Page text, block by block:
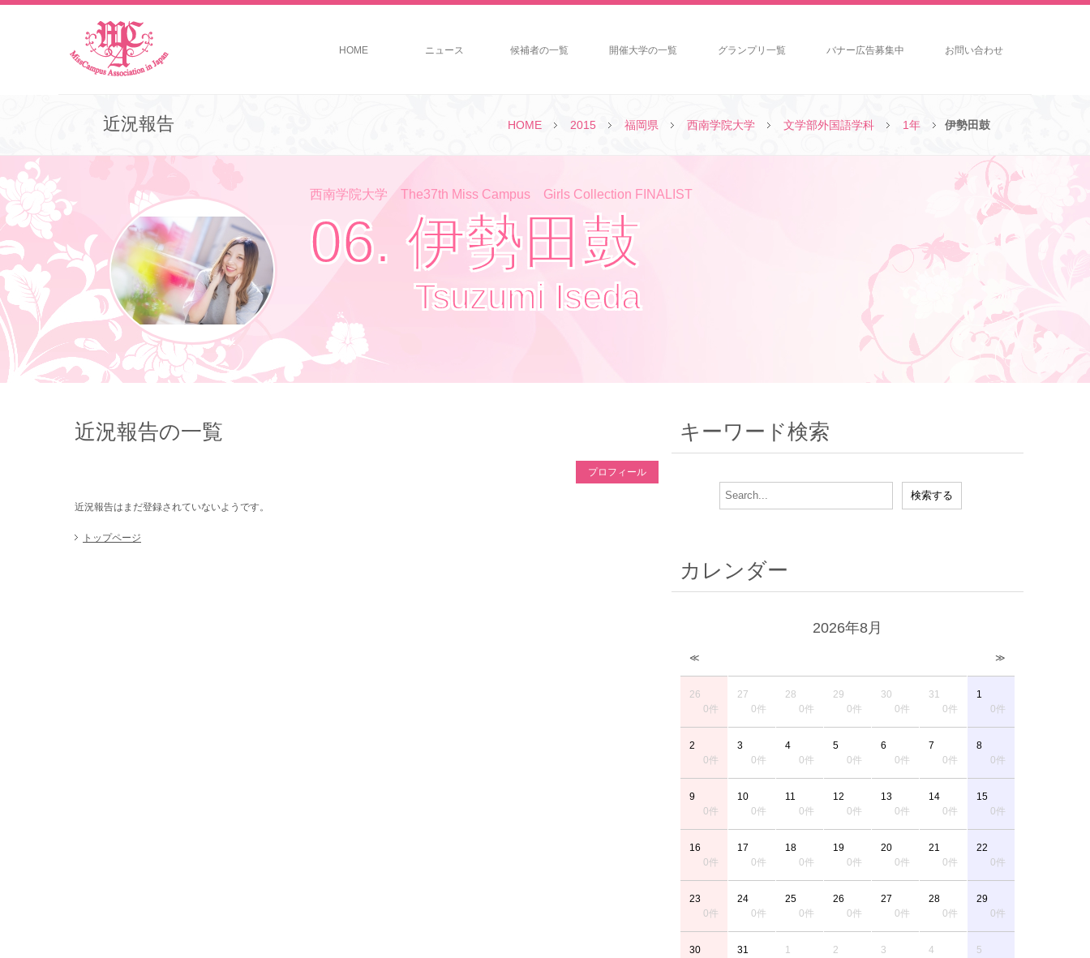
HOME ニュース 候補者の一覧 開催大学の一覧 グランプリ一覧 バナー広告募集中 お問い合わせ
HOME 2015 福岡県 西南学院大学 文学部外国語学科 1年 伊勢田鼓
近況報告
西南学院大学 The37th Miss Campus Girls Collection FINALIST
06. 伊勢田鼓
Tsuzumi Iseda
近況報告の一覧
プロフィール
近況報告はまだ登録されていないようです。
トップページ
キーワード検索
カレンダー
2026年8月
≪ ≫
26
0件
27
0件
28
0件
29
0件
30
0件
31
0件
1
0件
2
0件
3
0件
4
0件
5
0件
6
0件
7
0件
8
0件
9
0件
10
0件
11
0件
12
0件
13
0件
14
0件
15
0件
16
0件
17
0件
18
0件
19
0件
20
0件
21
0件
22
0件
23
0件
24
0件
25
0件
26
0件
27
0件
28
0件
29
0件
30
31
1
2
3
4
5